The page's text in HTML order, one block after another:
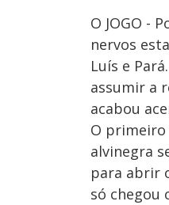
O JOGO -
nervos
Luís e
assumir a
acabou
O
alvinegra
para abrir
só chegou